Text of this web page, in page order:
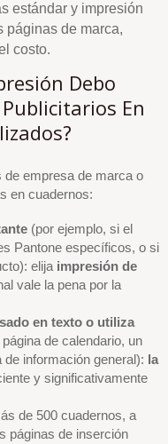
estándar y impresión
páginas de marca,
costo.
Debo
En
de empresa de marca o
en cuadernos:
(por ejemplo, si el
Pantone específicos, o si
elija impresión de
vale la pena por la
en texto o utiliza
de calendario, un
información general): la
y significativamente
de 500 cuadernos, a
páginas de inserción